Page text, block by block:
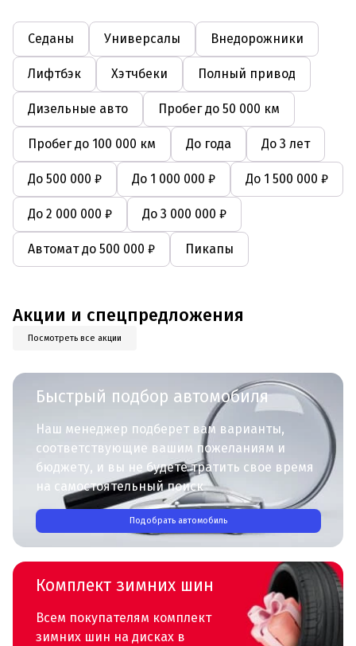
Седаны Универсалы Внедорожники
Лифтбэк Хэтчбеки Полный привод
Дизельные авто Пробег до 50 000 км
Пробег до 100 000 км До года До 3 лет
До 500 000 ₽ До 1 000 000 ₽ До 1 500 000 ₽
До 2 000 000 ₽ До 3 000 000 ₽
Автомат до 500 000 ₽ Пикапы
Акции и спецпредложения
Посмотреть все акции
Быстрый подбор автомобиля
Наш менеджер подберет вам варианты,
соответствующие вашим пожеланиям и
бюджету, и вы не будете тратить свое время
на самостоятельный поиск
Подобрать автомобиль
Комплект зимних шин
Всем покупателям комплект
зимних шин на дисках в